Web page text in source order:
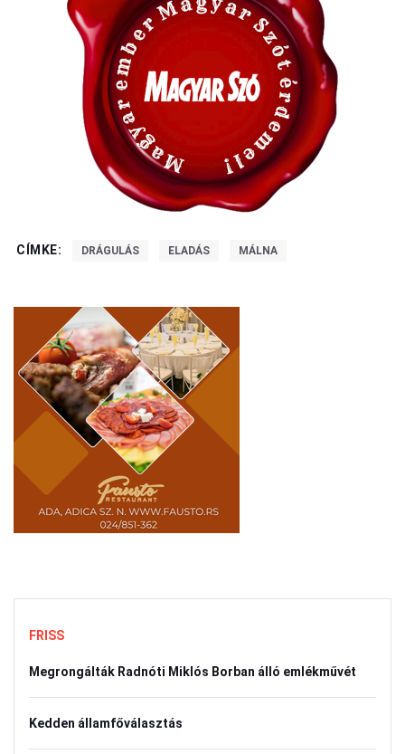
CÍMKE: DRÁGULÁS ELADÁS MÁLNA
FRISS
Megrongálták Radnóti Miklós Borban álló emlékművét
Kedden államfőválasztás